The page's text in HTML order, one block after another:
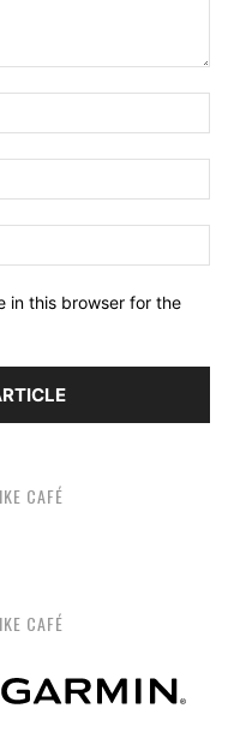
in this browser for the